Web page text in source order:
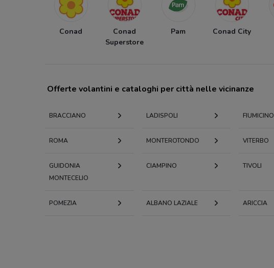
Conad
Conad
Superstore
Pam Conad City
Offerte volantini e cataloghi per città nelle vicinanze
BRACCIANO LADISPOLI FIUMICINO
ROMA MONTEROTONDO VITERBO
GUIDONIA
MONTECELIO
CIAMPINO TIVOLI
POMEZIA ALBANO LAZIALE ARICCIA